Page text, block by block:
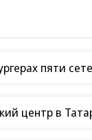
пяти
центр в